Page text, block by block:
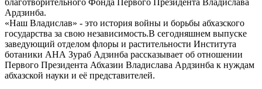
Ардзинба.
«Наш Владислав» - это история войны и борьбы абхазского
государства за свою независимость.В сегодняшнем выпуске
заведующий отделом флоры и растительности Института
ботаники АНА Зураб Адзинба рассказывает об отношении
Первого Президента Абхазии Владислава Ардзинба к нуждам
абхазской науки и её представителей.